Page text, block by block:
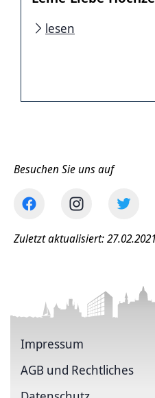
lesen
Besuchen Sie uns auf
Zuletzt aktualisiert: 27.02.2021
Impressum
AGB und Rechtliches